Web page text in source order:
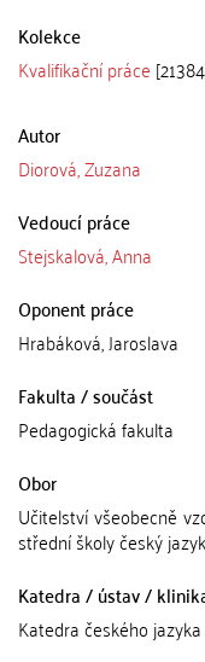
Kolekce
Kvalifikační práce
Autor
Diorová, Zuzana
Vedoucí práce
Stejskalová, Anna
Oponent práce
Hrabáková, Jaroslava
Fakulta / součást
Pedagogická fakulta
Obor
Učitelství všeobecně
střední školy český
Katedra / ústav /
Katedra českého